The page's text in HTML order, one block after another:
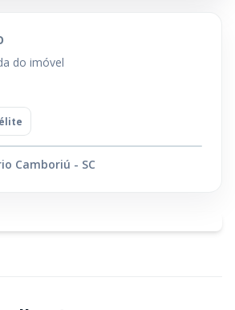
do imóvel
Camboriú - SC